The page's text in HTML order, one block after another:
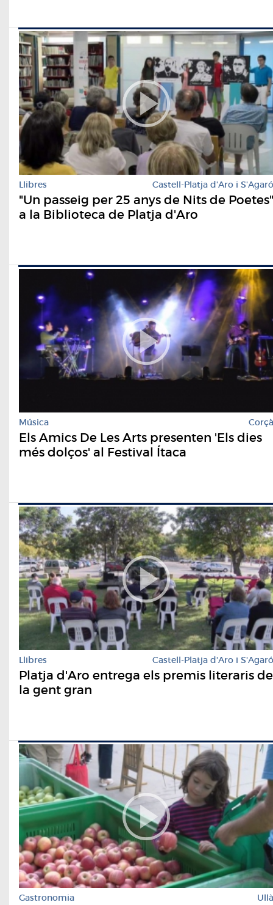
Llibres Castell-Platja d'Aro i S'Agaró
"Un passeig per 25 anys de Nits de Poetes"
a la Biblioteca de Platja d'Aro
Música Corçà
Els Amics De Les Arts presenten 'Els dies
més dolços' al Festival Ítaca
Llibres Castell-Platja d'Aro i S'Agaró
Platja d'Aro entrega els premis literaris de
la gent gran
Gastronomia Ullà